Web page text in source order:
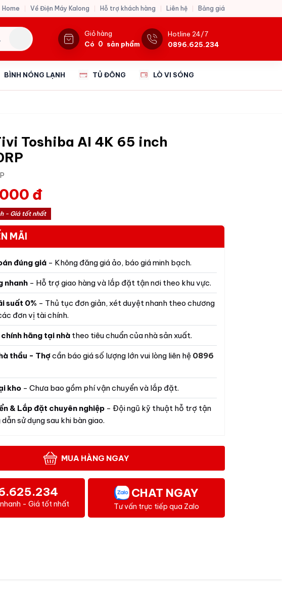
Home Về Điện Máy Kalong Hỗ trợ khách hàng Liên hệ Bảng giá
Giỏ hàng
Có 0 sản phẩm
Hotline 24/7
0896.625.234
BÌNH NÓNG LẠNH TỦ ĐÔNG LÒ VI SÓNG
Toshiba AI 4K 65 inch
đ
- Giá tốt nhất
MÃI
đúng giá - Không đăng giá ảo, báo giá minh bạch.
nhanh - Hỗ trợ giao hàng và lắp đặt tận nơi theo khu vực.
suất 0% - Thủ tục đơn giản, xét duyệt nhanh theo chương
đơn vị tài chính.
hãng tại nhà theo tiêu chuẩn của nhà sản xuất.
thầu - Thợcần báo giá số lượng lớn vui lòng liên hệ 0896
kho - Chưa bao gồm phí vận chuyển và lắp đặt.
& Lắp đặt chuyên nghiệp - Đội ngũ kỹ thuật hỗ trợ tận
sử dụng sau khi bàn giao.
MUA HÀNG NGAY
- Giá tốt nhất
CHAT NGAY
Tư vấn trực tiếp qua Zalo